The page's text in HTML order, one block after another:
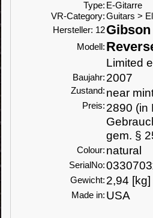
Type: E-Gitarre
VR-Category:Guitars >
Hersteller: 12Gibson
Modell:
Limited
Baujahr: 2007
Zustand: near
Preis: 2890 (in
gem. §
Colour: natural
SerialNo:
Gewicht: 2,94 [kg]
Made in: USA